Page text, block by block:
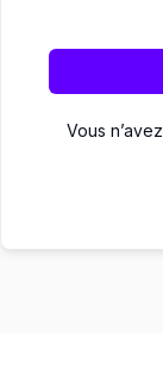
Vous